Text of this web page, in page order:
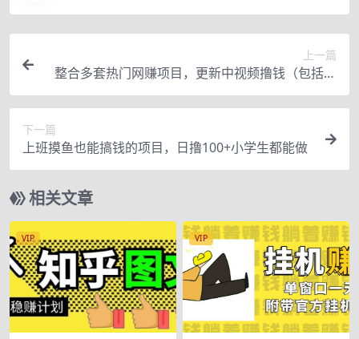
上一篇
整合多套热门网赚项目，更新中视频撸钱（包括：
挂机、引流，短视频 等等）
下一篇
上班摸鱼也能搞钱的项目，日撸100+小学生都能做
相关文章
VIP VIP